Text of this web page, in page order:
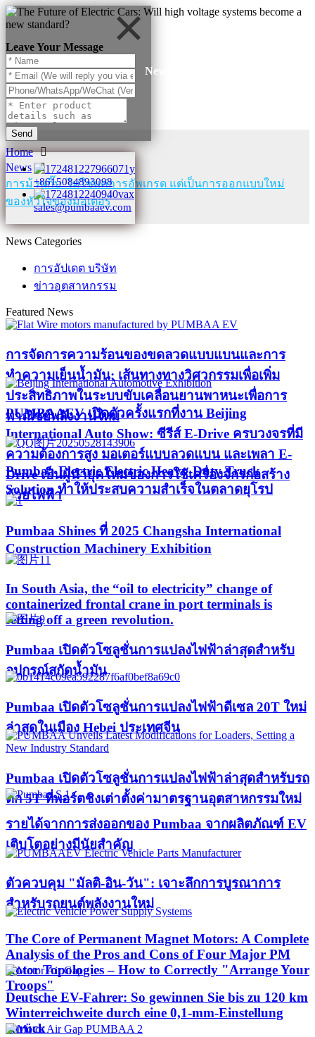
Leave Your Message
Send
+8615084893098
sales@pumbaaev.com
News
Home
News
การม้วนกิ๊บ: ไม่ใช่แค่การอัพเกรด แต่เป็นการออกแบบใหม่
ของหัวใจของมอเตอร์​
News Categories
การอัปเดต บริษัท
ข่าวอุตสาหกรรม
Featured News
การจัดการความร้อนของขดลวดแบบแบนและการ
ทำความเย็นน้ำมัน: เส้นทางทางวิศวกรรมเพื่อเพิ่ม
ประสิทธิภาพในระบบขับเคลื่อนยานพาหนะเพื่อการ
พาณิชย์พลังงานใหม่
PUMBAAEV เปิดตัวครั้งแรกที่งาน Beijing
International Auto Show: ซีรีส์ E-Drive ครบวงจรที่มี
ความต้องการสูง มอเตอร์แบบลวดแบน และเพลา E-
Drive เป็นผู้นำยุคใหม่ของการใช้เครื่องจักรก่อสร้าง
ด้วยไฟฟ้า
Pumbaa Electric Electric Heavy-Duty Truck
Solution ทำให้ประสบความสำเร็จในตลาดยุโรป
Pumbaa Shines ที่ 2025 Changsha International
Construction Machinery Exhibition
In South Asia, the “oil to electricity” change of
containerized frontal crane in port terminals is
setting off a green revolution.
Pumbaa เปิดตัวโซลูชั่นการแปลงไฟฟ้าล่าสุดสำหรับ
อุปกรณ์สกัดน้ำมัน
Pumbaa เปิดตัวโซลูชั่นการแปลงไฟฟ้าดีเซล 20T ใหม่
ล่าสุดในเมือง Hebei ประเทศจีน
Pumbaa เปิดตัวโซลูชั่นการแปลงไฟฟ้าล่าสุดสำหรับรถ
ตัก 5T ที่พอร์ตชิงเต่าตั้งค่ามาตรฐานอุตสาหกรรมใหม่
รายได้จากการส่งออกของ Pumbaa จากผลิตภัณฑ์ EV
เติบโตอย่างมีนัยสำคัญ
ตัวควบคุม "มัลติ-อิน-วัน": เจาะลึกการบูรณาการ
สำหรับรถยนต์พลังงานใหม่
The Core of Permanent Magnet Motors: A Complete
Analysis of the Pros and Cons of Four Major PM
Rotor Topologies – How to Correctly "Arrange Your
Troops"
Deutsche EV-Fahrer: So gewinnen Sie bis zu 120 km
Winterreichweite durch eine 0,1-mm-Einstellung
zurück